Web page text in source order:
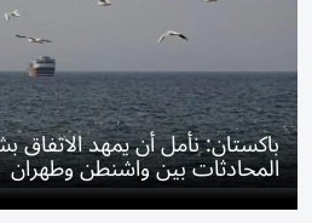
باكستان: نأمل أن يمهد الاتفاق
المحادثات بين واشنطن وطهران